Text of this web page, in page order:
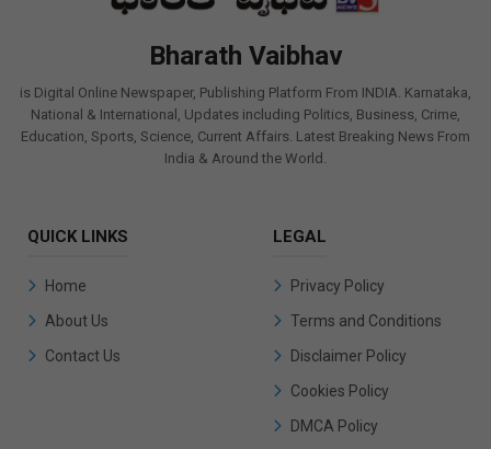
Bharath Vaibhav
is Digital Online Newspaper, Publishing Platform From INDIA. Karnataka,
National & International, Updates including Politics, Business, Crime,
Education, Sports, Science, Current Affairs. Latest Breaking News From
India & Around the World.
QUICK LINKS
Home
About Us
Contact Us
LEGAL
Privacy Policy
Terms and Conditions
Disclaimer Policy
Cookies Policy
DMCA Policy